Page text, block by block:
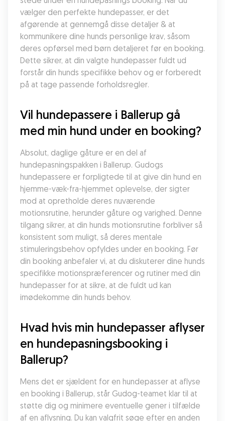
vælger den perfekte hundepasser, er det
afgørende at gennemgå disse detaljer & at
kommunikere dine hunds personlige krav, såsom
deres opførsel med børn detaljeret før en booking.
Dette sikrer, at din valgte hundepasser fuldt ud
forstår din hunds specifikke behov og er forberedt
på at tage passende forholdsregler.
Vil hundepassere i Ballerup gå
med min hund under en booking?
Absolut, daglige gåture er en del af
hundepasningspakken i Ballerup. Gudogs
hundepassere er forpligtede til at give din hund en
hjemme-væk-fra-hjemmet oplevelse, der sigter
mod at opretholde deres nuværende
motionsrutine, herunder gåture og varighed. Denne
tilgang sikrer, at din hunds motionsrutine forbliver så
konsistent som muligt, så deres mentale
stimuleringsbehov opfyldes under en booking. Før
din booking anbefaler vi, at du diskuterer dine hunds
specifikke motionspræferencer og rutiner med din
hundepasser for at sikre, at de fuldt ud kan
imødekomme din hunds behov.
Hvad hvis min hundepasser aflyser
en hundepasningsbooking i
Ballerup?
Mens det er sjældent for en hundepasser at aflyse
en booking i Ballerup, står Gudog-teamet klar til at
støtte dig og minimere eventuelle gener i tilfælde
af en aflysning. Du kan valgfrit søge efter en anden